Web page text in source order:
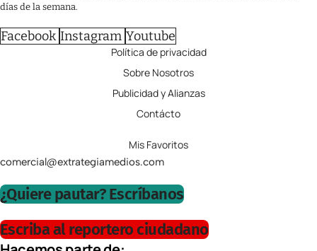
días de la semana.
Facebook Instagram Youtube
Política de privacidad
Sobre Nosotros
Publicidad y Alianzas
Contácto
Mis Favoritos
comercial@extrategiamedios.com
¿Quiere pautar? Escríbanos
Escriba al reportero ciudadano